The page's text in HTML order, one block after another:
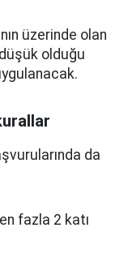
üzerinde olan
olduğu
da
fazla 2 katı